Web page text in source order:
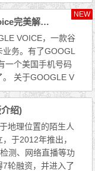
需要一个域名
小鸡的ip，如下
-e "nameserver
2001:67c:2b
NEW
如何在中国收取美国验证码?(Google voice完美解决方案)
VOICE，一款谷
务。有了GOOGL
一个美国手机号码
。 关于GOOGLE V
，不了解的朋友们
册介绍，不管在美
GV号码来注册一
广告营销短信。 下
的免费手机号码来
行的短信验证...
绍)
地理位置的陌生人
于2012年推出，
测、网络直播等功
轮融资，并进入了